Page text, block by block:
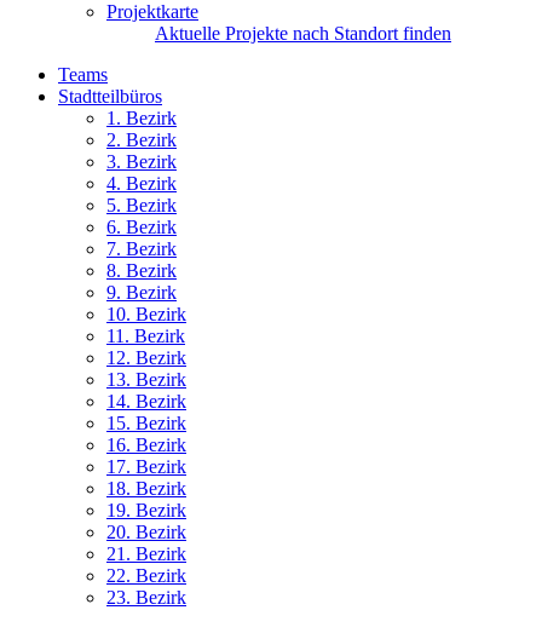
Projektkarte
Aktuelle Projekte nach Standort finden
Teams
Stadtteilbüros
1. Bezirk
2. Bezirk
3. Bezirk
4. Bezirk
5. Bezirk
6. Bezirk
7. Bezirk
8. Bezirk
9. Bezirk
10. Bezirk
11. Bezirk
12. Bezirk
13. Bezirk
14. Bezirk
15. Bezirk
16. Bezirk
17. Bezirk
18. Bezirk
19. Bezirk
20. Bezirk
21. Bezirk
22. Bezirk
23. Bezirk